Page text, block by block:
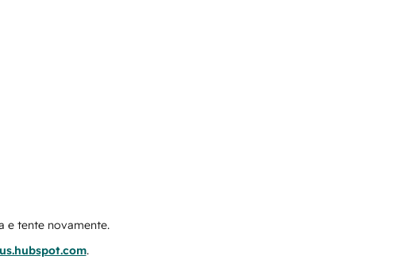
e tente novamente.
.